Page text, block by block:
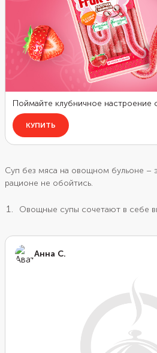
Суп без мяса на овощном бульоне –
рационе не обойтись.
Овощные супы сочетают в себе
ценностью. Это значит, что с
значимых для организма
минералы, но при этом
бульон обволакивает стенки
улучшению пищеварения.
Овощные супы готовятся быстро
широкому ассортименту и
рецептов приготовления этого
травы помогут раскрыться вкусу
Анна С.